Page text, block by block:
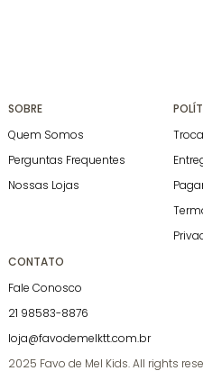
SOBRE
Quem Somos
Perguntas Frequentes
Nossas Lojas
CONTATO
Fale Conosco
21 98583-8876
loja@favodemelktt.com.br
2025 Favo de Mel Kids. All rights